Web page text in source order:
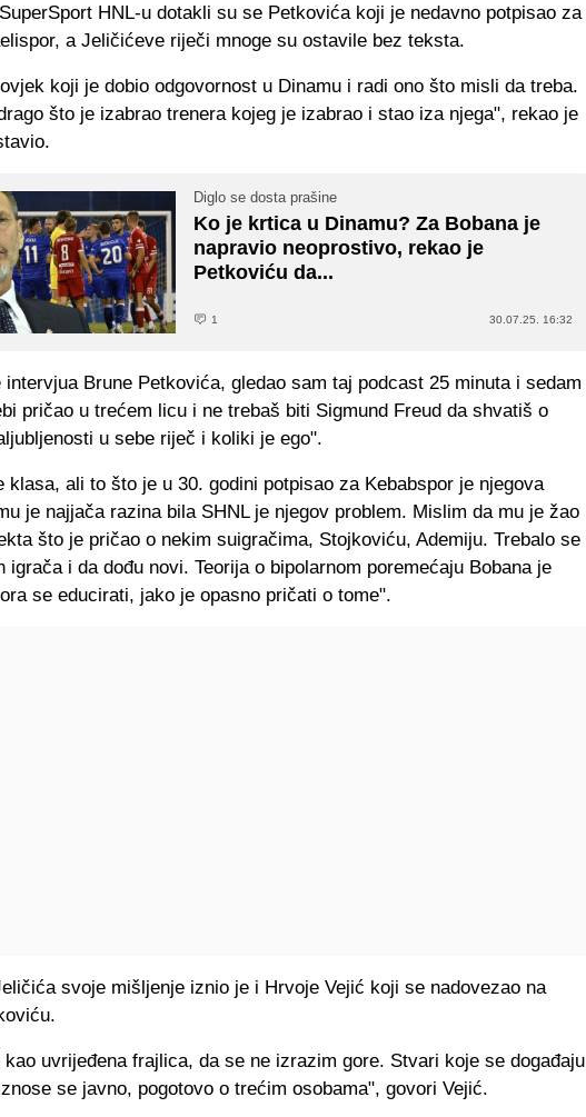
HNL-u dotakli su se Petkovića koji je nedavno potpisao za
a Jeličićeve riječi mnoge su ostavile bez teksta.
koji je dobio odgovornost u Dinamu i radi ono što misli da treba.
što je izabrao trenera kojeg je izabrao i stao iza njega", rekao je
Diglo se dosta prašine
Ko je krtica u Dinamu? Za Bobana je
napravio neoprostivo, rekao je
Petkoviću da...
1 30.07.25. 16:32
Brune Petkovića, gledao sam taj podcast 25 minuta i sedam
pričao u trećem licu i ne trebaš biti Sigmund Freud da shvatiš o
u sebe riječ i koliki je ego".
klasa, ali to što je u 30. godini potpisao za Kebabspor je njegova
je najjača razina bila SHNL je njegov problem. Mislim da mu je žao
što je pričao o nekim suigračima, Stojkoviću, Ademiju. Trebalo se
igrača i da dođu novi. Teorija o bipolarnom poremećaju Bobana je
se educirati, jako je opasno pričati o tome".
svoje mišljenje iznio je i Hrvoje Vejić koji se nadovezao na
kao uvrijeđena frajlica, da se ne izrazim gore. Stvari koje se događaju
se javno, pogotovo o trećim osobama", govori Vejić.